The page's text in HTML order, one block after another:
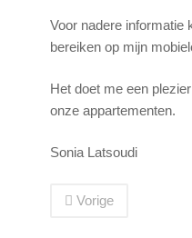
Voor nadere informatie
bereiken op mijn
Het doet me een
onze appartementen.
Sonia Latsoudi
Vorige